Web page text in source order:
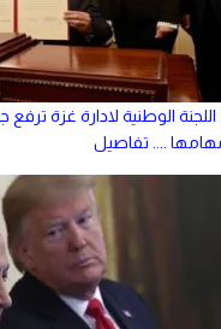
اللجنة الوطنية لادارة غزة
.... تفاصيل